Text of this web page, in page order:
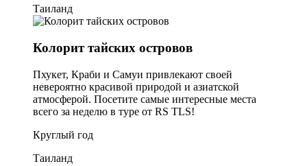
Таиланд
Колорит тайских островов
Пхукет, Краби и Самуи привлекают своей
невероятно красивой природой и азиатской
атмосферой. Посетите самые интересные места
всего за неделю в туре от RS TLS!
Круглый год
Таиланд